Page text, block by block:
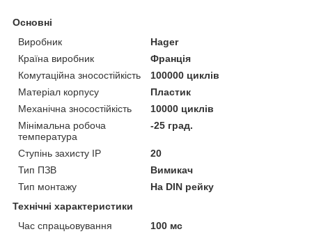
Основні
Виробник
Hager
Країна виробник
Франція
Комутаційна зносостійкість
100000 циклів
Матеріал корпусу
Пластик
Механічна зносостійкість
10000 циклів
Мінімальна робоча
температура
-25 град.
Ступінь захисту IP
20
Тип ПЗВ
Вимикач
Тип монтажу
На DIN рейку
Технічні характеристики
Час спрацьовування
100 мс